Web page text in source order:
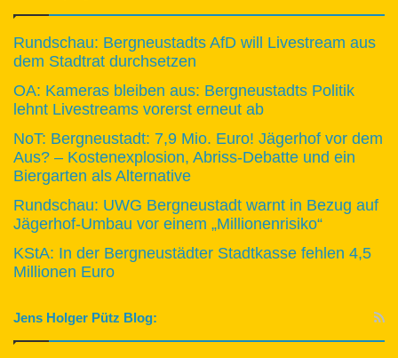
Rundschau: Bergneustadts AfD will Livestream aus
dem Stadtrat durchsetzen
OA: Kameras bleiben aus: Bergneustadts Politik
lehnt Livestreams vorerst erneut ab
NoT: Bergneustadt: 7,9 Mio. Euro! Jägerhof vor dem
Aus? – Kostenexplosion, Abriss-Debatte und ein
Biergarten als Alternative
Rundschau: UWG Bergneustadt warnt in Bezug auf
Jägerhof-Umbau vor einem „Millionenrisiko“
KStA: In der Bergneustädter Stadtkasse fehlen 4,5
Millionen Euro
Jens Holger Pütz Blog: